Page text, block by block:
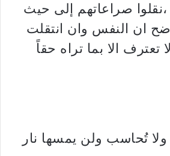
صراعاتهم إلى حيث
ان النفس وان انتقلت
تعترف الا بما تراه حقاً
ولا تُحاسب ولن يمسها نار